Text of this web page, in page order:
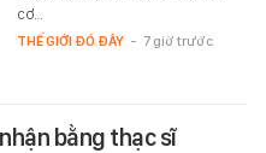
cơ…
THẾ GIỚI ĐÓ ĐÂY - 7 giờ trước
bằng thạc sĩ